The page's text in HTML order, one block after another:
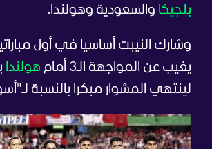
بلجيكا والسعودية وهولندا.
وشارك النيبت أساسيا في أول
يغيب عن المواجهة الـ3 أمام
هولندا
لينتهي المشوار مبكرا بالنسبة